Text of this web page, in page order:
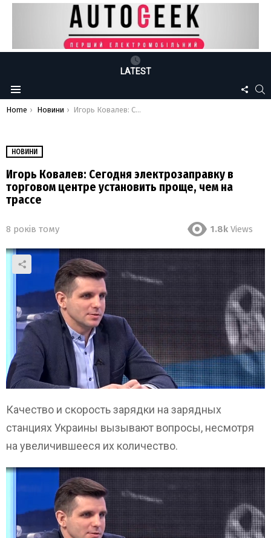
LATEST
Menu
US
You are here:
Home Новини Игорь Ковалев: Сегодня электрозаправку в торговом центре установить проще, чем на трассе
НОВИНИ
Игорь Ковалев: Сегодня электрозаправку в
торговом центре установить проще, чем на
трассе
8 років тому 1.8k Views
Качество и скорость зарядки на зарядных
станциях Украины вызывают вопросы, несмотря
на увеличившееся их количество.